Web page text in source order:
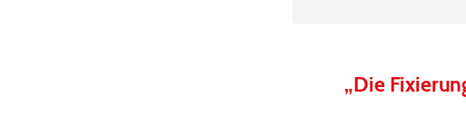
„Die